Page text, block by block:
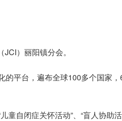
）丽阳镇分会。
的平台，遍布全球100多个国家
童自闭症关怀活动”、“盲人协助